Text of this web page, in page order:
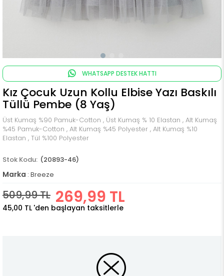
WHATSAPP DESTEK HATTI
Kız Çocuk Uzun Kollu Elbise Yazı Baskılı
Tüllü Pembe (8 Yaş)
Üst Kumaş %90 Pamuk-Cotton , Üst Kumaş % 10 Elastan , Alt Kumaş
%45 Pamuk-Cotton , Alt Kumaş %45 Polyester , Alt Kumaş %10
Elastan , Tül %100 Polyester
(20893-46)
Marka : Breeze
509,99 TL 269,99 TL
45,00 TL 'den başlayan taksitlerle